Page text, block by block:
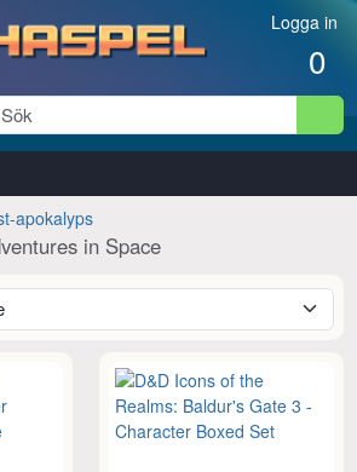
Logga in
0
apokalyps
in Space